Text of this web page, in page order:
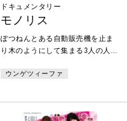
ドキュメンタリー
モノリス
ぽつねんとある自動販売機を止ま
り木のようにして集まる3人の人物
風味が浸透するように境目なく
いないのかさえ揺蕩っていく。そ
ウンゲツィーファ